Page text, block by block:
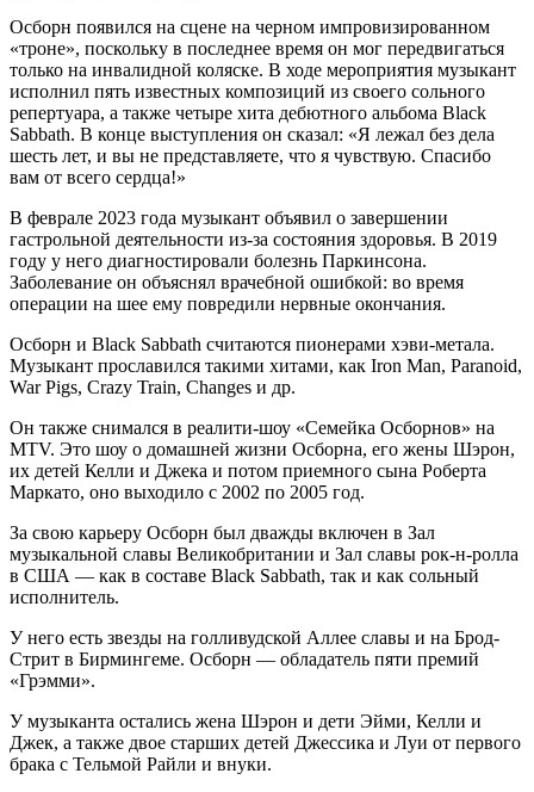
Осборн появился на сцене на черном импровизированном
«троне», поскольку в последнее время он мог передвигаться
только на инвалидной коляске. В ходе мероприятия музыкант
исполнил пять известных композиций из своего сольного
репертуара, а также четыре хита дебютного альбома Black
Sabbath. В конце выступления он сказал: «Я лежал без дела
шесть лет, и вы не представляете, что я чувствую. Спасибо
вам от всего сердца!»
В феврале 2023 года музыкант объявил о завершении
гастрольной деятельности из-за состояния здоровья. В 2019
году у него диагностировали болезнь Паркинсона.
Заболевание он объяснял врачебной ошибкой: во время
операции на шее ему повредили нервные окончания.
Осборн и Black Sabbath считаются пионерами хэви-метала.
Музыкант прославился такими хитами, как Iron Man, Paranoid,
War Pigs, Crazy Train, Changes и др.
Он также снимался в реалити-шоу «Семейка Осборнов» на
MTV. Это шоу о домашней жизни Осборна, его жены Шэрон,
их детей Келли и Джека и потом приемного сына Роберта
Маркато, оно выходило с 2002 по 2005 год.
За свою карьеру Осборн был дважды включен в Зал
музыкальной славы Великобритании и Зал славы рок-н-ролла
в США — как в составе Black Sabbath, так и как сольный
исполнитель.
У него есть звезды на голливудской Аллее славы и на Брод-
Стрит в Бирмингеме. Осборн — обладатель пяти премий
«Грэмми».
У музыканта остались жена Шэрон и дети Эйми, Келли и
Джек, а также двое старших детей Джессика и Луи от первого
брака с Тельмой Райли и внуки.